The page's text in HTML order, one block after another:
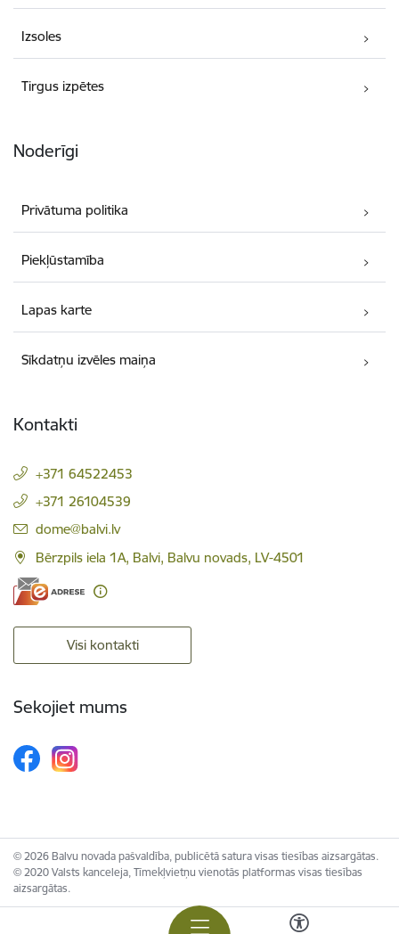
Izsoles
Tirgus izpētes
Noderīgi
Privātuma politika
Piekļūstamība
Lapas karte
Sīkdatņu izvēles maiņa
Kontakti
+371 64522453
+371 26104539
E-pasts:
dome@balvi.lv
Bērzpils iela 1A, Balvi, Balvu novads, LV-4501
Visi kontakti
Sekojiet mums
© 2026 Balvu novada pašvaldība, publicētā satura visas tiesības aizsargātas.
© 2020 Valsts kanceleja, Tīmekļvietņu vienotās platformas visas tiesības
aizsargātas.